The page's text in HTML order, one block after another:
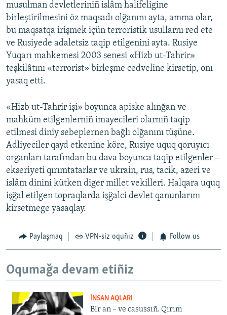
musulman devletleriniñ islâm halifeligine
birleştirilmesini öz maqsadı olğanını ayta, amma olar,
bu maqsatqa irişmek içün terroristik usullarnı red ete
ve Rusiyede adaletsiz taqip etilgenini ayta. Rusiye
Yuqarı mahkemesi 2003 senesi «Hizb ut-Tahrir»
teşkilâtını «terrorist» birleşme cedveline kirsetip, onı
yasaq etti.
«Hizb ut-Tahrir işi» boyunca apiske alınğan ve
mahküm etilgenlerniñ imayecileri olarnıñ taqip
etilmesi diniy sebeplernen bağlı olğanını tüşüne.
Adliyeciler qayd etkenine köre, Rusiye uquq qoruyıcı
organları tarafından bu dava boyunca taqip etilgenler –
ekseriyeti qırımtatarlar ve ukrain, rus, tacik, azeri ve
islâm dinini kütken diger millet vekilleri. Halqara uquq
işğal etilgen topraqlarda işğalci devlet qanunlarını
kirsetmege yasaqlay.
Paylaşmaq VPN-siz oquñız Follow us
Oqumağa devam etiñiz
İNSAN AQLARI
Bir an – ve casussıñ. Qırım